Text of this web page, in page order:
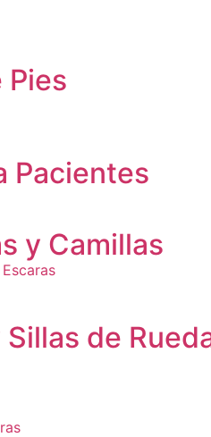
Pies
Pacientes
y Camillas
de